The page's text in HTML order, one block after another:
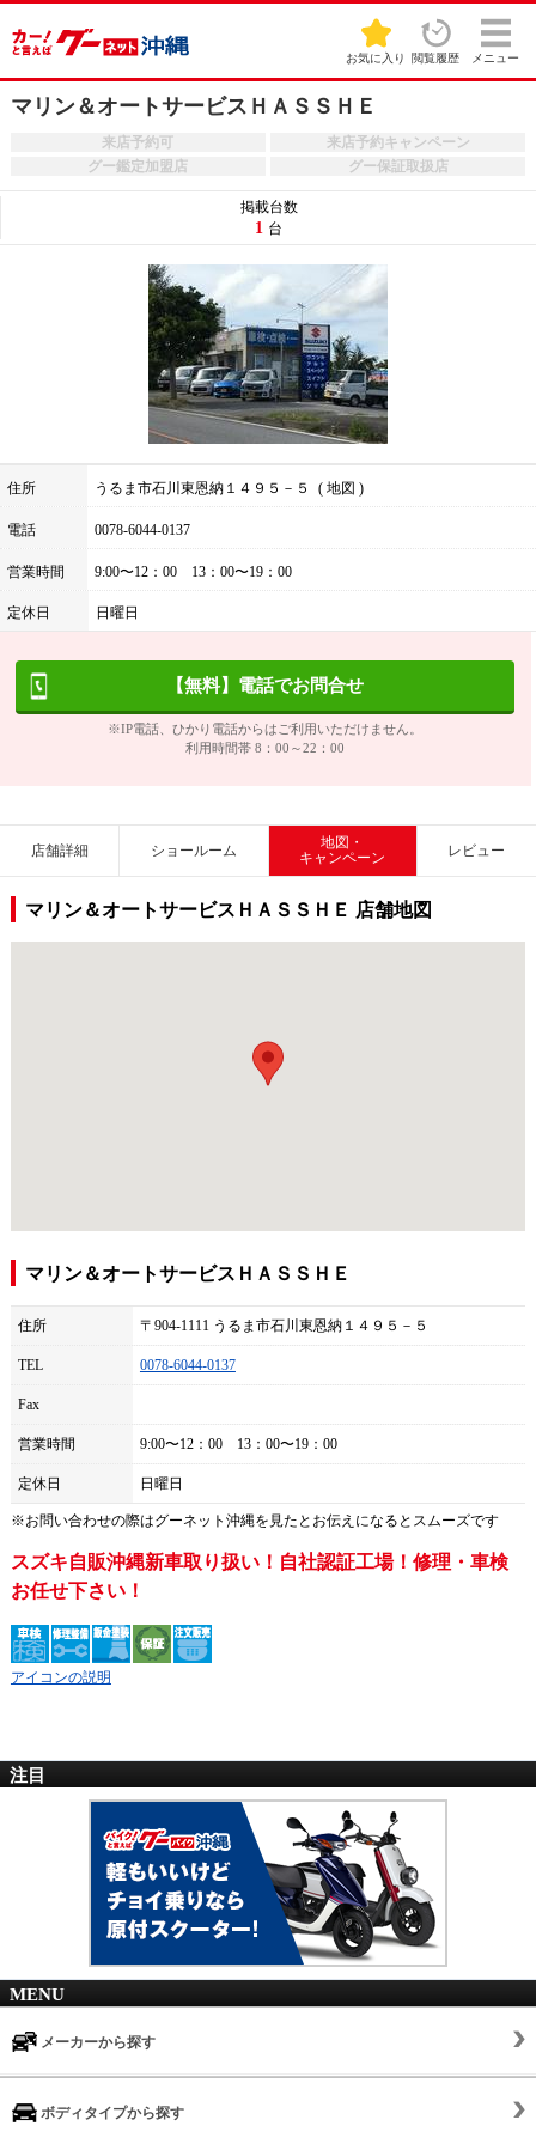
お気に入り 閲覧履歴 メニュー
マリン＆オートサービスＨＡＳＳＨＥ
来店予約可
来店予約キャンペーン
グー鑑定加盟店
グー保証取扱店
住所 うるま市石川東恩納１４９５－５ 地図
電話 0078-6044-0137
営業時間 9:00〜12：00 13：00〜19：00
定休日 日曜日
掲載台数
1 台
【無料】電話でお問合せ
※IP電話、ひかり電話からはご利用いただけません。
利用時間帯 8：00～22：00
店舗詳細 ショールーム
地図・
キャンペーン
レビュー
マリン＆オートサービスＨＡＳＳＨＥ 店舗地図
マリン＆オートサービスＨＡＳＳＨＥ
住所 〒904-1111 うるま市石川東恩納１４９５－５
TEL 0078-6044-0137
Fax
営業時間 9:00〜12：00 13：00〜19：00
定休日 日曜日
※お問い合わせの際はグーネット沖縄を見たとお伝えになるとスムーズです
スズキ自販沖縄新車取り扱い！自社認証工場！修理・車検
お任せ下さい！
アイコンの説明
注目
MENU
メーカーから探す
ボディタイプから探す